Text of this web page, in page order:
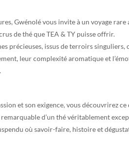
Gwénolé vous invite à un voyage
de thé que TEA & TY puisse offrir.
précieuses, issus de terroirs singuliers,
leur complexité aromatique et
et son exigence, vous découvrirez ce
d’un thé véritablement
où savoir-faire, histoire et